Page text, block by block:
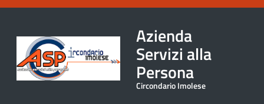
Azienda
Servizi alla
Persona
Circondario Imolese